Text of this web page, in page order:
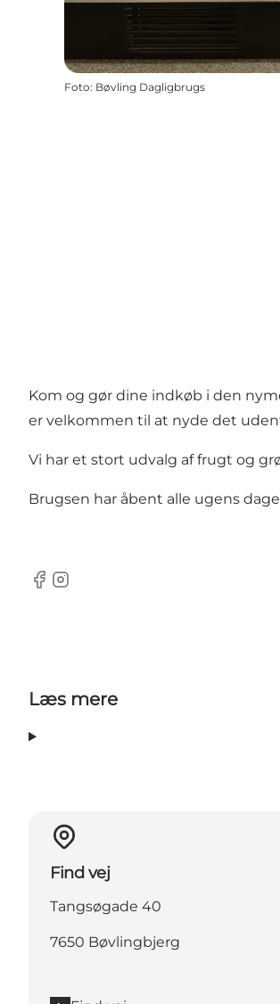
Foto: Bøvling Dagligbrugs
Kom og gør dine indkøb i den
er velkommen til at nyde det
Vi har et stort udvalg af frugt og
Brugsen har åbent alle ugens dage
Facebook
Instagram
Læs mere
Find vej
Tangsøgade 40
7650 Bøvlingbjerg